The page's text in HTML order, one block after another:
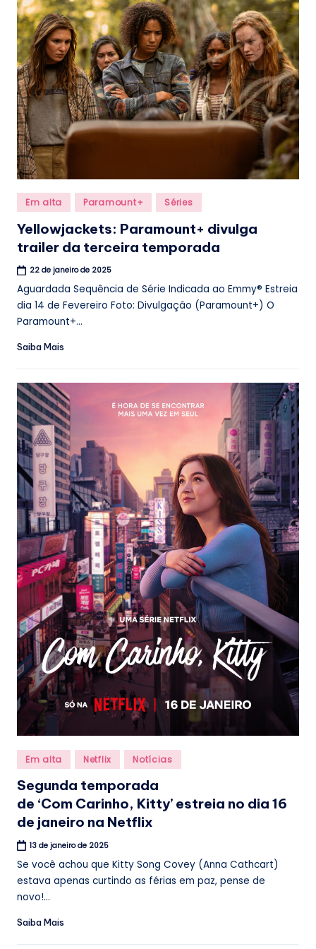
b
r
Posted
in
Em alta Paramount+ Séries
Yellowjackets: Paramount+ divulga
trailer da terceira temporada
22 de janeiro de 2025
Aguardada Sequência de Série Indicada ao Emmy® Estreia
dia 14 de Fevereiro Foto: Divulgação (Paramount+) O
Paramount+...
Saiba Mais
Posted
in
Em alta Netflix Notícias
Segunda temporada
de ‘Com Carinho, Kitty’ estreia no dia 16
de janeiro na Netflix
13 de janeiro de 2025
Se você achou que Kitty Song Covey (Anna Cathcart)
estava apenas curtindo as férias em paz, pense de
novo!...
Saiba Mais